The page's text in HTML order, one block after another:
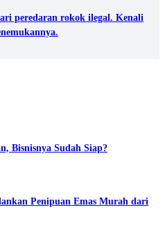
peredaran rokok ilegal. Kenali
Bisnisnya Sudah Siap?
Penipuan Emas Murah dari